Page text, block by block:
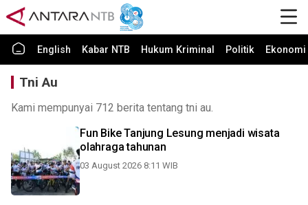
English Kabar NTB Hukum Kriminal Politik
Tni Au
Kami mempunyai 712 berita tentang tni au.
Fun Bike Tanjung Lesung menjadi wisata
olahraga tahunan
03 August 2026 8:11 WIB